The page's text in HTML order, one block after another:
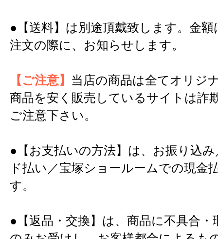
●【送料】は別途頂戴致します。金
注文の際に、お知らせします。
【ご注意】 当店の商品は全てオリジ
商品を安く販売しているサイトは詐
ご注意下さい。
●【お支払いの方法】は、お振り込
ド払い／宝塚ショールームでの現金
す。
●【返品・交換】は、商品に不具合・